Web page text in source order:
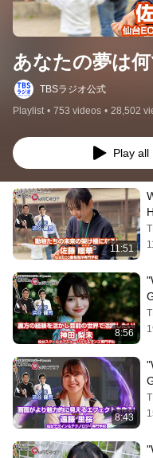
あなたの夢は
TBSラジオ公式
Playlist • 753 videos • 28,502
Play all
11:51
8:56
8:43